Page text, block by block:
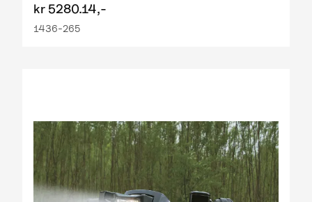
kr 5280.14,-
1436-265